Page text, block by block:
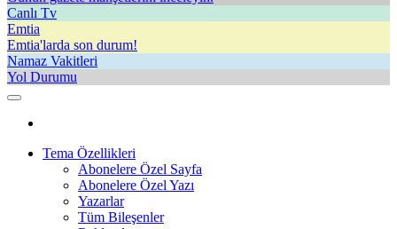
Canlı Tv
Emtia
Emtia'larda son durum!
Namaz Vakitleri
Yol Durumu
Tema Özellikleri
Abonelere Özel Sayfa
Abonelere Özel Yazı
Yazarlar
Tüm Bileşenler